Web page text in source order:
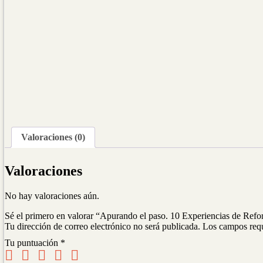
Valoraciones (0)
Valoraciones
No hay valoraciones aún.
Sé el primero en valorar “Apurando el paso. 10 Experiencias de
Tu dirección de correo electrónico no será publicada. Los campos
Tu puntuación *